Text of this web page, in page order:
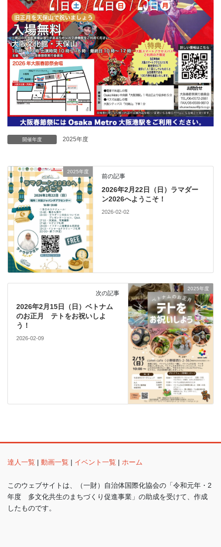
開催年度 2025年度
2025年度
前の記事
2026年2月22日（日）ラマダー
ン2026へようこそ！
2026-02-02
2025年度
次の記事
2026年2月15日（日）ベトナム
のお正月 テトをお祝いしよ
う！
2026-02-09
達人一覧 | 動画一覧 | イベント一覧 | ホーム
このウェブサイトは、（一財）自治体国際化協会の「令和元年・2
年度 多文化共生のまちづくり促進事業」の助成を受けて、作成
したものです。